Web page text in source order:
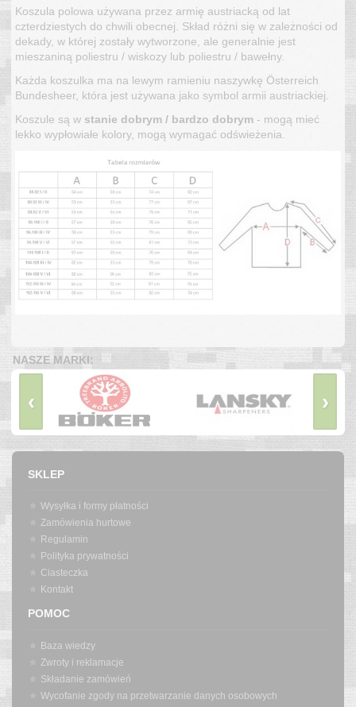
Koszula polowa używana przez armię austriacką od lat
czterdziestych do chwili obecnej. Skład różni się w zależności od
dekady, w której zostały wytworzone, ale generalnie jest
mieszaniną poliestru / wiskozy lub poliestru / bawełny.
Każda koszulka ma na lewym ramieniu naszywkę Österreich
Bundesheer, która jest używana jako symbol armii austriackiej.
Koszule są w stanie dobrym / bardzo dobrym - mogą mieć
lekko wypłowiałe kolory, mogą wymagać odświeżenia.
NASZE MARKI:
‹ ›
SKLEP
Wysyłka i formy płatności
Zamówienia hurtowe
Regulamin
Polityka prywatności
Ciasteczka
Kontakt
POMOC
Baza wiedzy
Zwroty i reklamacje
Składanie zamówień
Wycofanie zgody na przetwarzanie danych osobowych